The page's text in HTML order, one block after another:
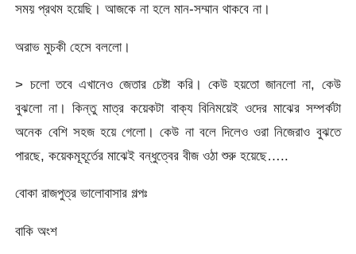
সময় প্রথম হয়েছি। আজকে না হলে মান-সম্মান থাকবে না।
অরাভ মুচকী হেসে বললো।
> চলো তবে এখানেও জেতার চেষ্টা করি। কেউ হয়তো জানলো না, কেউ
বুঝলো না। কিন্তু মাত্র কয়েকটা বাক্য বিনিময়েই ওদের মাঝের সম্পর্কটা
অনেক বেশি সহজ হয়ে গেলো। কেউ না বলে দিলেও ওরা নিজেরাও বুঝতে
পারছে, কয়েকমূহূর্তের মাঝেই বন্ধুত্বের বীজ ওঠা শুরু হয়েছে…..
বোকা রাজপুত্র ভালোবাসার গল্পঃ
বাকি অংশ